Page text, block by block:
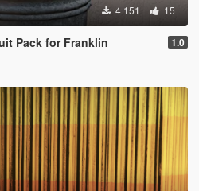
4 151 15
Pack for Franklin 1.0